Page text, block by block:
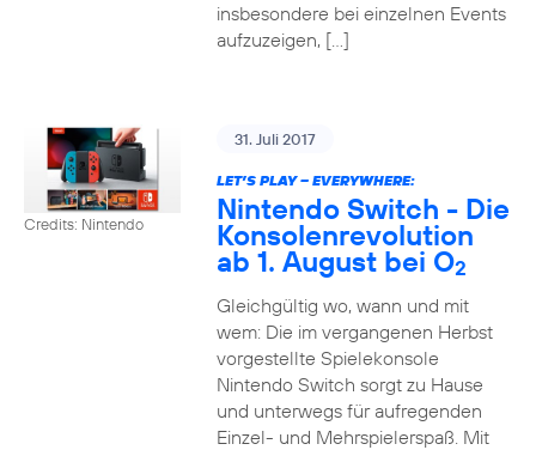
insbesondere bei einzelnen Events
aufzuzeigen, […]
Credits: Nintendo
31. Juli 2017
LET’S PLAY – EVERYWHERE:
Nintendo Switch - Die
Konsolenrevolution
ab 1. August bei O2
Gleichgültig wo, wann und mit
wem: Die im vergangenen Herbst
vorgestellte Spielekonsole
Nintendo Switch sorgt zu Hause
und unterwegs für aufregenden
Einzel- und Mehrspielerspaß. Mit